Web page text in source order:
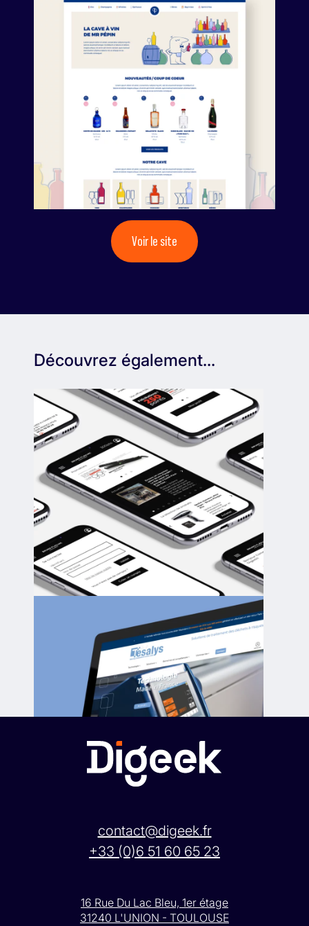
Voir le site
Découvrez également...
contact@digeek.fr
+33 (0)6 51 60 65 23
16 Rue Du Lac Bleu, 1er étage
31240 L'UNION - TOULOUSE